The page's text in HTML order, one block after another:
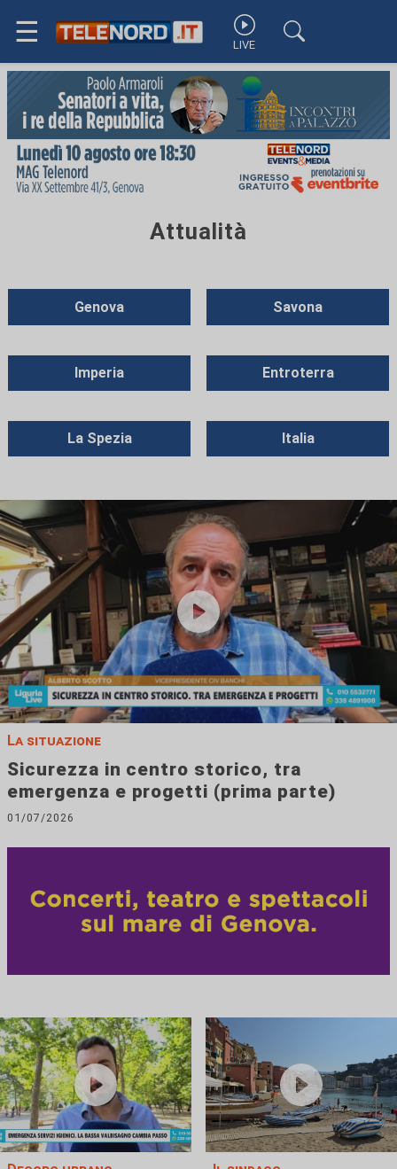
☰ LIVE
Attualità
Genova
Imperia
La Spezia
Savona
Entroterra
Italia
La situazione
Sicurezza in centro storico, tra
emergenza e progetti (prima parte)
01/07/2026